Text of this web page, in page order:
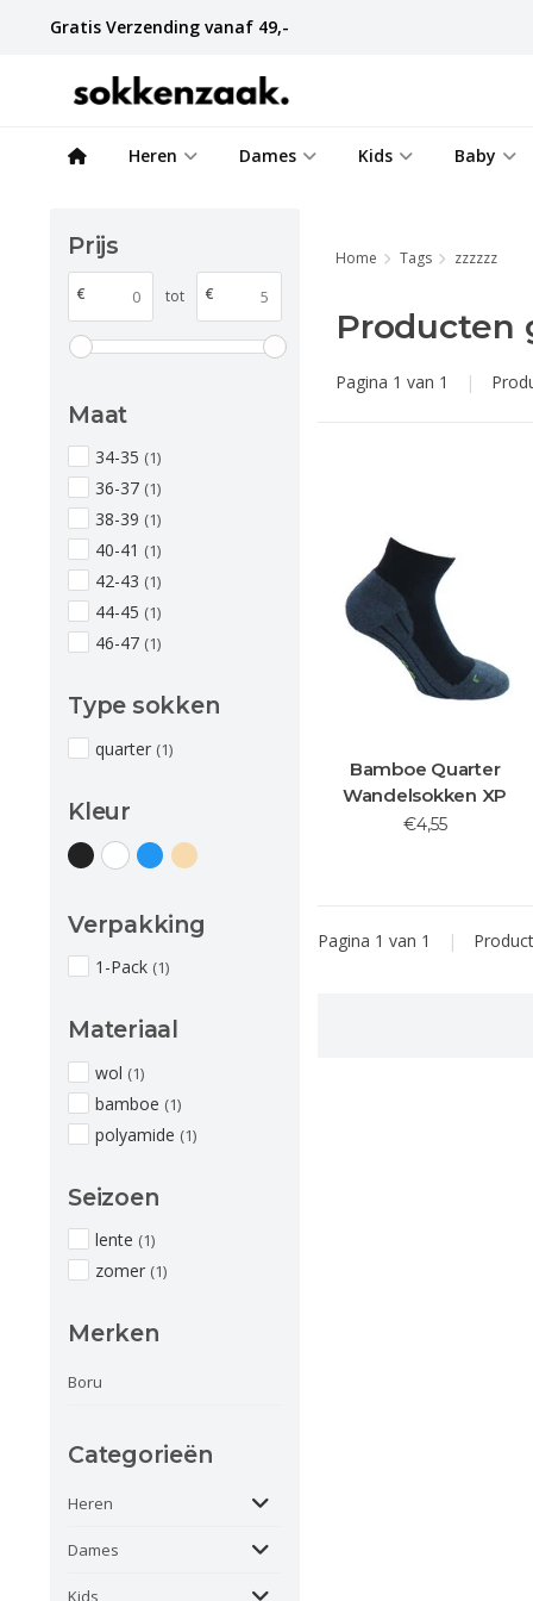
Gratis Verzending vanaf 49,-
Heren Dames Kids Baby
Prijs
€ tot €
Maat
34-35 (1)
36-37 (1)
38-39 (1)
40-41 (1)
42-43 (1)
44-45 (1)
46-47 (1)
Type sokken
quarter (1)
Kleur
Verpakking
1-Pack (1)
Materiaal
wol (1)
bamboe (1)
polyamide (1)
Seizoen
lente (1)
zomer (1)
Merken
Boru
Categorieën
Heren
Dames
Kids
Home Tags zzzzzz
Producten
Pagina 1 van 1 |
Bamboe Quarter
Wandelsokken XP
€4,55
Pagina 1 van 1 |